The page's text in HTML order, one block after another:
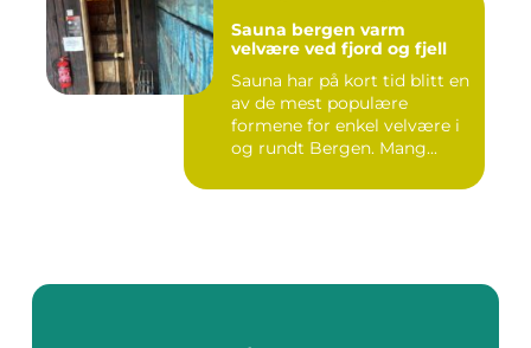
Sauna bergen varm
velvære ved fjord og fjell
Sauna har på kort tid blitt en
av de mest populære
formene for enkel velvære i
og rundt Bergen. Mang...